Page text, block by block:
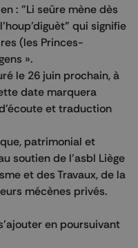
: "Li seûre mène dès
qui signifie
(les Princes-
».
le 26 juin prochain, à
date marquera
et traduction
patrimonial et
soutien de l’asbl Liège
et des Travaux, de la
mécènes privés.
en poursuivant